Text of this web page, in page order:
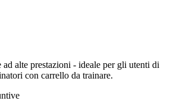
alte prestazioni - ideale per gli utenti di
con carrello da trainare.